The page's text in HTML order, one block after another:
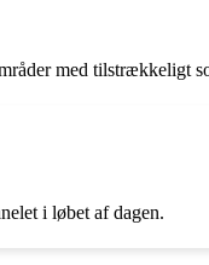
med tilstrækkeligt
i løbet af dagen.